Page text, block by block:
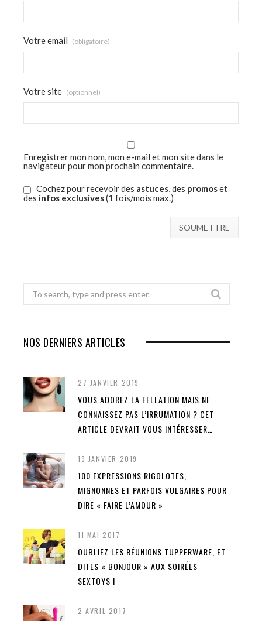
Votre email (obligatoire)
Votre site (optionnel)
Enregistrer mon nom, mon e-mail et mon site dans le
navigateur pour mon prochain commentaire.
Cochez pour recevoir des astuces, des promoset
des infos exclusives(1 fois/mois max.)
Search
for:
NOS DERNIERS ARTICLES
27 JANVIER 2019
VOUS ADOREZ LA FELLATION MAIS NE
CONNAISSEZ PAS L’IRRUMATION ? CET
ARTICLE DEVRAIT VOUS INTÉRESSER…
19 JANVIER 2019
100 EXPRESSIONS RIGOLOTES,
MIGNONNES ET PARFOIS VULGAIRES POUR
DIRE « FAIRE L’AMOUR »
11 MAI 2017
OUBLIEZ LES RÉUNIONS TUPPERWARE, ET
DITES « BONJOUR » AUX SOIRÉES
SEXTOYS !
2 AVRIL 2017